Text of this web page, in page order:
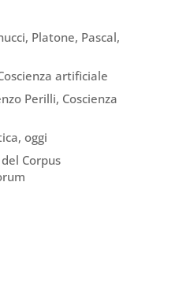
Platone, Pascal,
artificiale
Perilli, Coscienza
oggi
Corpus